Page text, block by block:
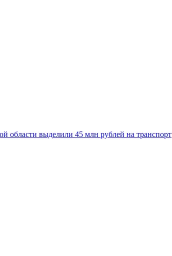
области выделили 45 млн рублей на транспорт